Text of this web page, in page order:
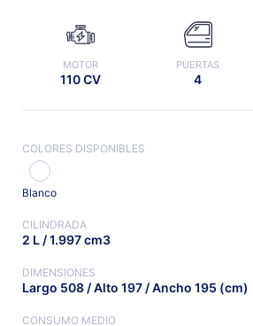
MOTOR
110 CV
PUERTAS
4
COLORES DISPONIBLES
Blanco
CILINDRADA
2 L / 1.997 cm3
DIMENSIONES
Largo 508 / Alto 197 / Ancho 195 (cm)
CONSUMO MEDIO